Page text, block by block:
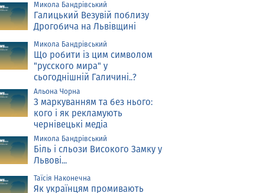
Микола Бандрівський
Галицький Везувій поблизу
Дрогобича на Львівщині
Микола Бандрівський
Що робити із цим символом
"русского мира" у
сьогоднішній Галичині..?
Альона Чорна
З маркуванням та без нього:
кого і як рекламують
чернівецькі медіа
Микола Бандрівський
Біль і сльози Високого Замку у
Львові...
Таїсія Наконечна
Як українцям промивають